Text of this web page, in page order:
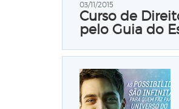
03/11/2015
Curso de
pelo Guia do